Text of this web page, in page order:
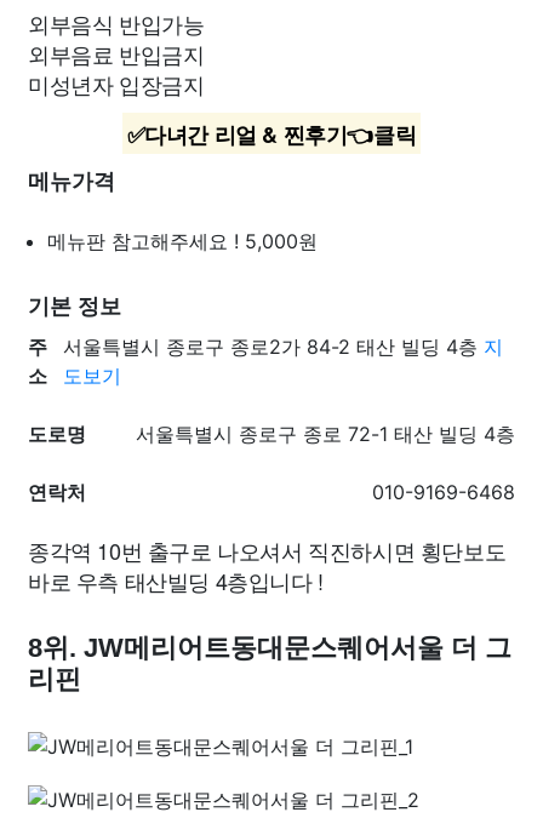
외부음식 반입가능
외부음료 반입금지
미성년자 입장금지
✅다녀간 리얼 & 찐후기👈클릭
메뉴가격
메뉴판 참고해주세요 ! 5,000원
기본 정보
주
소
서울특별시 종로구 종로2가 84-2 태산 빌딩 4층 지
도보기
도로명 서울특별시 종로구 종로 72-1 태산 빌딩 4층
연락처 010-9169-6468
종각역 10번 출구로 나오셔서 직진하시면 횡단보도
바로 우측 태산빌딩 4층입니다 !
8위. JW메리어트동대문스퀘어서울 더 그
리핀